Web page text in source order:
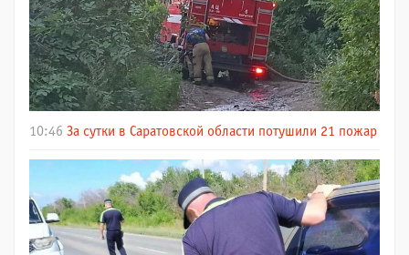
10:46 За сутки в Саратовской области потушили 21 пожар